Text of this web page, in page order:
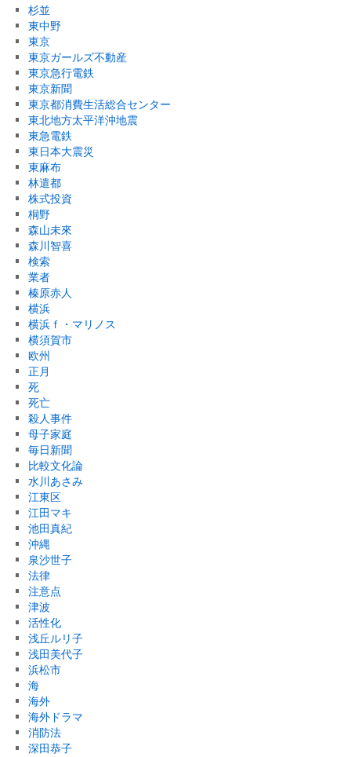
杉並
東中野
東京
東京ガールズ不動産
東京急行電鉄
東京新聞
東京都消費生活総合センター
東北地方太平洋沖地震
東急電鉄
東日本大震災
東麻布
林遣都
株式投資
桐野
森山未來
森川智喜
検索
業者
榛原赤人
横浜
横浜ｆ・マリノス
横須賀市
欧州
正月
死
死亡
殺人事件
母子家庭
毎日新聞
比較文化論
水川あさみ
江東区
江田マキ
池田真紀
沖縄
泉沙世子
法律
注意点
津波
活性化
浅丘ルリ子
浅田美代子
浜松市
海
海外
海外ドラマ
消防法
深田恭子